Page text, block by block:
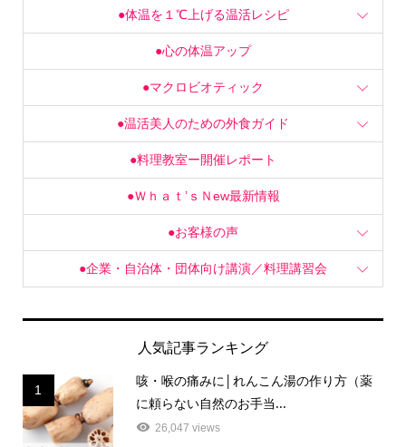
●体温を１℃上げる温活レシピ
●心の体温アップ
●マクロビオティック
●温活美人のための外食ガイド
●料理教室ー開催レポート
●Ｗｈａｔ’ｓＮew最新情報
●お客様の声
●企業・自治体・団体向け講演／料理講習会
人気記事ランキング
1
咳・喉の痛みに│れんこん湯の作り方（薬
に頼らない自然のお手当...
26,047 views